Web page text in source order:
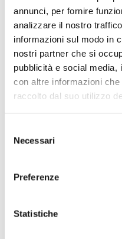
annunci, per fornire
analizzare il nostro
informazioni sul modo in
nostri partner che si
pubblicità e social media,
con altre informazioni
raccolto dal suo utilizzo
delNecessari
Preferenze
Statistiche
Il grande Foyer è il centro
moderna agorà alla quale
impreziositi dai grandi
d’incontro per tutti i
piacevolmente
gli intervalli dello spettacolo.